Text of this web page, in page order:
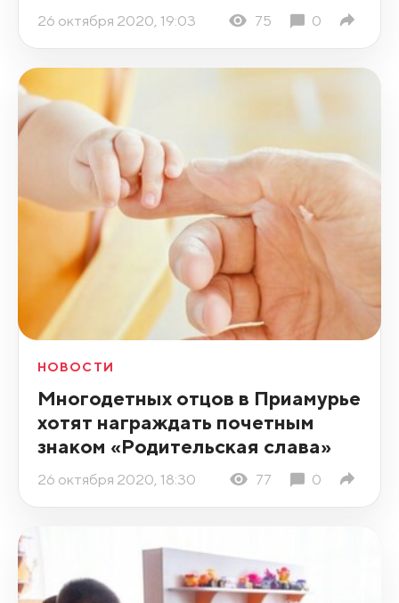
26 октября 2020, 19:03 75 0
НОВОСТИ
Многодетных отцов в Приамурье
хотят награждать почетным
знаком «Родительская слава»
26 октября 2020, 18:30 77 0